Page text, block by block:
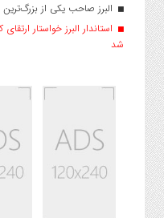
البرز صاحب یکی از
استاندار البرز خواستار
شد